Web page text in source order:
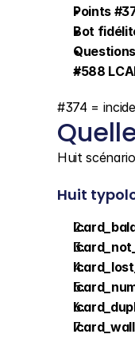
Points
Bot
#588
#374 =
Huit
Huit